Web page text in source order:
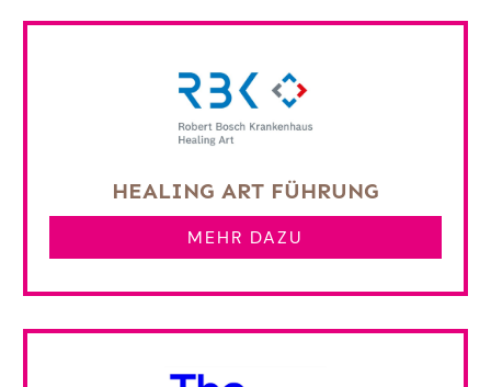
HEALING ART FÜHRUNG
MEHR DAZU